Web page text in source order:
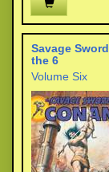
Savage
the 6
Volume Six